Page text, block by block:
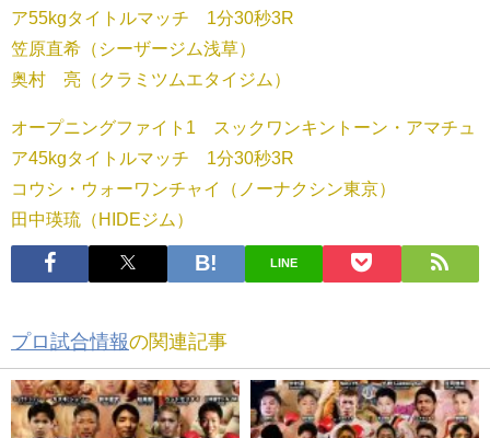
ア55kgタイトルマッチ 1分30秒3R
笠原直希（シーザージム浅草）
奥村 亮（クラミツムエタイジム）
オープニングファイト1 スックワンキントーン・アマチュ
ア45kgタイトルマッチ 1分30秒3R
コウシ・ウォーワンチャイ（ノーナクシン東京）
田中瑛琉（HIDEジム）
LINE
プロ試合情報の関連記事